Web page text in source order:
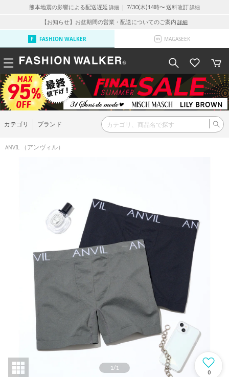
熊本地震の影響による配送遅延 詳細 ｜ 7/30(木)14時〜 送料改訂詳細
【お知らせ】お盆期間の営業・配送についてのご案内 詳細
FASHION WALKER MAGASEEK
カテゴリ ブランド
ANVIL （アンヴィル）
1/1
0